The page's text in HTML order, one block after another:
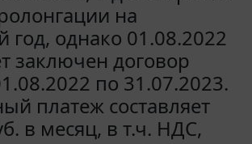
на
год, однако 01.08.2022
заключен договор
по 31.07.2023.
платеж составляет
в месяц, в т.ч. НДС,